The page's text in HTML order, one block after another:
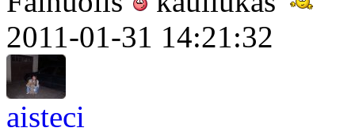
2011-01-31 14:21:32
aisteci